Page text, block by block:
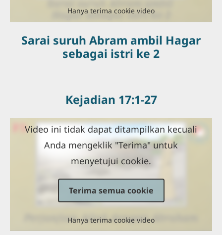
Hanya terima cookie video
Sarai suruh Abram ambil Hagar
sebagai istri ke 2
Kejadian 17:1-27
Video ini tidak dapat ditampilkan kecuali
Anda mengeklik "Terima" untuk
menyetujui cookie.
Terima semua cookie
Hanya terima cookie video